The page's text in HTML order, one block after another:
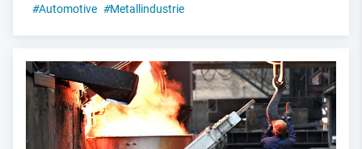
#Automotive #Metallindustrie